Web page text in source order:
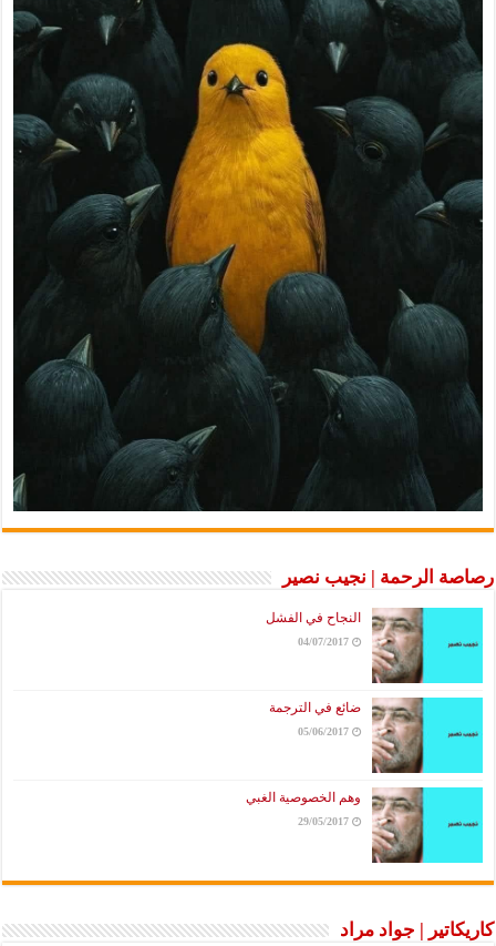
رصاصة الرحمة | نجيب نصير
النجاح في الفشل
04/07/2017
ضائع في الترجمة
05/06/2017
وهم الخصوصية الغبي
29/05/2017
كاريكاتير | جواد مراد